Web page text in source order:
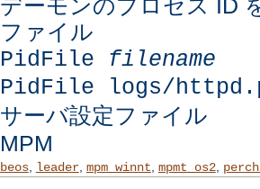
デーモンのプロセス ID
ファイル
PidFile filename
PidFile logs/
サーバ設定ファイル
MPM
beos, leader, mpm_winnt mpmt_os2,